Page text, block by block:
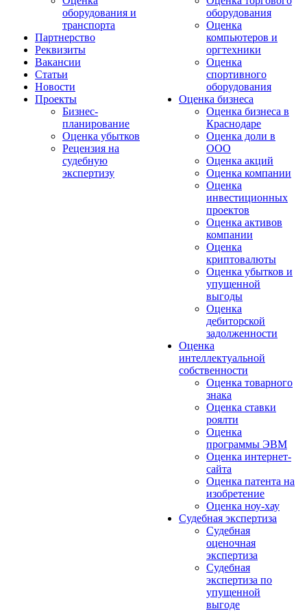
оборудования и
транспорта
Партнерство
Реквизиты
Вакансии
Статьи
Новости
Проекты
Бизнес-
планирование
Оценка убытков
Рецензия на
судебную
экспертизу
оборудования
Оценка
компьютеров и
оргтехники
Оценка
спортивного
оборудования
Оценка бизнеса
Оценка бизнеса в
Краснодаре
Оценка доли в
ООО
Оценка акций
Оценка компании
Оценка
инвестиционных
проектов
Оценка активов
компании
Оценка
криптовалюты
Оценка убытков и
упущенной
выгоды
Оценка
дебиторской
задолженности
Оценка
интеллектуальной
собственности
Оценка товарного
знака
Оценка ставки
роялти
Оценка
программы ЭВМ
Оценка интернет-
сайта
Оценка патента на
изобретение
Оценка ноу-хау
Судебная экспертиза
Судебная
оценочная
экспертиза
Судебная
экспертиза по
упущенной
выгоде